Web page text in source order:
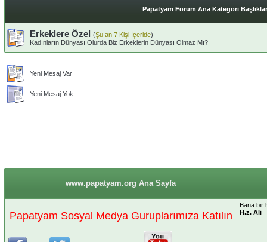
Papatyam Forum Ana Kategori
Erkeklere Özel (Şu an 7 Kişi İçeride)
Kadınların Dünyası Olurda Biz Erkeklerin Dünyası Olmaz Mı?
Yeni Mesaj Var
Yeni Mesaj Yok
www.papatyam.org Ana Sayfa
Papatyam Sosyal Medya Guruplarımıza Katılın
Bana bir
H.z. Ali